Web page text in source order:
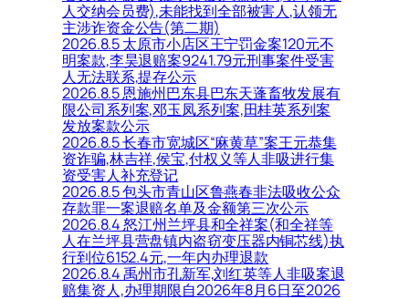
人交纳会员费),未能找到全部被害人,认领无
主涉诈资金公告(第二期)
2026.8.5 太原市小店区王宁罚金案120元不
明案款,李昊退赔案9241.79元刑事案件受害
人无法联系,提存公示
2026.8.5 恩施州巴东县巴东天蓬畜牧发展有
限公司系列案,邓玉凤系列案,田桂英系列案
发放案款公示
2026.8.5 长春市宽城区“麻黄草”案王元恭集
资诈骗,林吉祥,侯宝,付权义等人非吸进行集
资受害人补充登记
2026.8.5 包头市青山区鲁燕春非法吸收公众
存款罪一案退赔名单及金额第三次公示
2026.8.4 怒江州兰坪县和全祥案(和全祥等
人在兰坪县营盘镇内盗窃变压器内铜芯线)执
行到位6152.4元,一年内办理退款
2026.8.4 禹州市孔新军,刘红英等人非吸案退
赔集资人,办理期限自2026年8月6日至2026